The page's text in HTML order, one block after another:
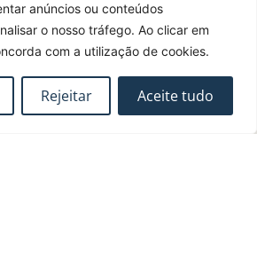
anúncios ou conteúdos
o nosso tráfego. Ao clicar em
com a utilização de cookies.
Rejeitar Aceite tudo